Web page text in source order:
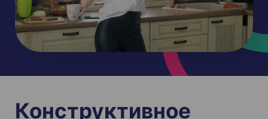
Конструктивное